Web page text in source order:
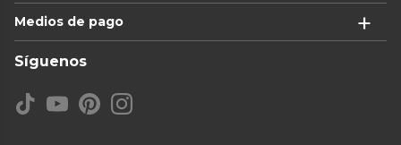
Medios de pago
Síguenos